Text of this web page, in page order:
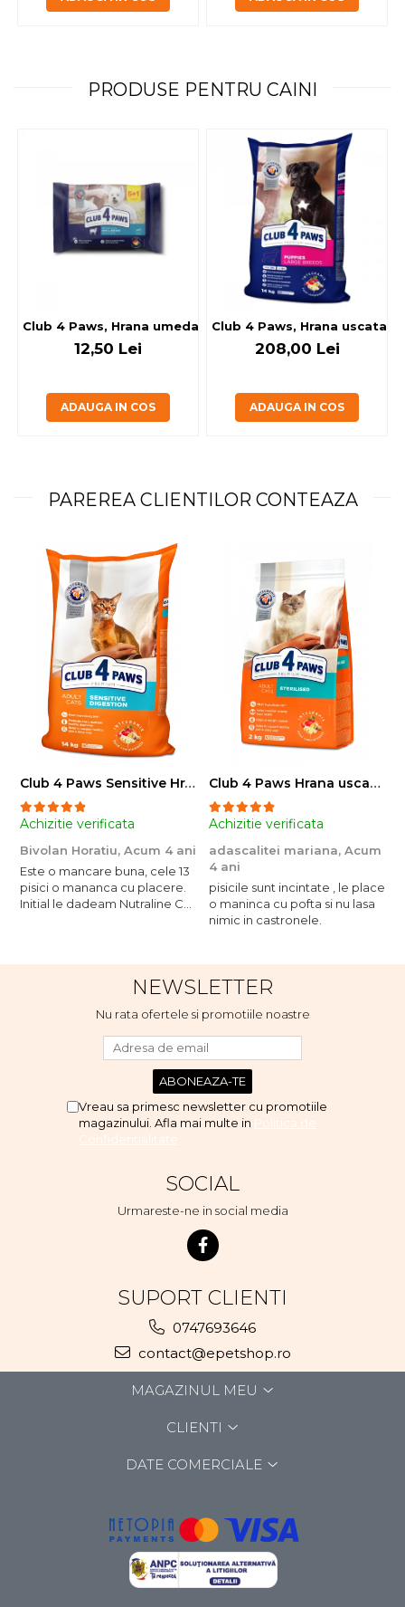
PRODUSE PENTRU CAINI
Club 4 Paws, Hrana umeda caini - cu miel, set 5+1, 6x80 g
12,50 Lei
ADAUGA IN COS
Club 4 Paws, Hrana uscata
208,00 Lei
ADAUGA IN COS
PAREREA CLIENTILOR CONTEAZA
Club 4 Paws Sensitive Hrana uscata pisici adulte, 14kg
Achizitie verificata
Bivolan Horatiu, Acum 4 ani
Este o mancare buna, cele 13
pisici o mananca cu placere.
Initial le dadeam Nutraline Cat
evita, nu o mananca cu
placere. Eu sunt multumit si
Club 4 Paws Hrana uscata pisici sterilizate, 2kg
Achizitie verificata
adascalitei mariana, Acum
4 ani
pisicile sunt incintate , le place
o maninca cu pofta si nu lasa
nimic in castronele.
NEWSLETTER
Nu rata ofertele si promotiile noastre
Vreau sa primesc newsletter cu promotiile
magazinului. Afla mai multe in Politica de
Confidentialitate
SOCIAL
Urmareste-ne in social media
SUPORT CLIENTI
0747693646
contact@epetshop.ro
MAGAZINUL MEU
CLIENTI
DATE COMERCIALE